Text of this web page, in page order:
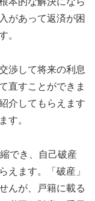
があって返済が困
。
渉して将来の利息
直すことができま
介してもらえます
す。
でき、自己破産
えます。「破産」
んが、戸籍に載る